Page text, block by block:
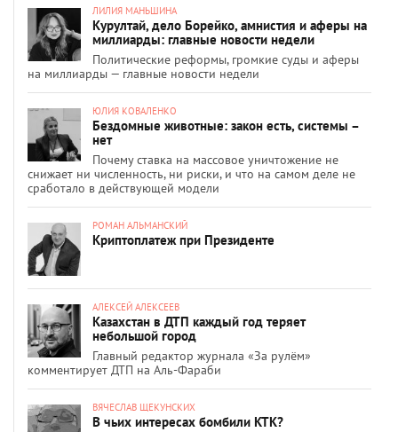
ЛИЛИЯ МАНЬШИНА
Курултай, дело Борейко, амнистия и аферы на
миллиарды: главные новости недели
Политические реформы, громкие суды и аферы
на миллиарды — главные новости недели
ЮЛИЯ КОВАЛЕНКО
Бездомные животные: закон есть, системы –
нет
Почему ставка на массовое уничтожение не
снижает ни численность, ни риски, и что на самом деле не
сработало в действующей модели
РОМАН АЛЬМАНСКИЙ
Криптоплатеж при Президенте
АЛЕКСЕЙ АЛЕКСЕЕВ
Казахстан в ДТП каждый год теряет
небольшой город
Главный редактор журнала «За рулём»
комментирует ДТП на Аль-Фараби
ВЯЧЕСЛАВ ЩЕКУНСКИХ
В чьих интересах бомбили КТК?